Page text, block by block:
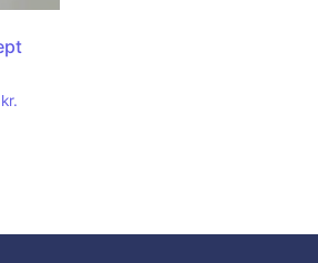
kr.